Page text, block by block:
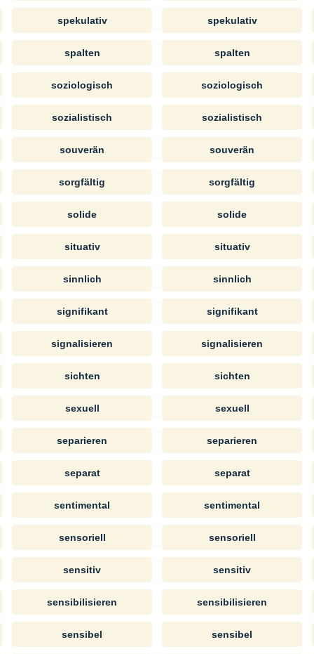
spekulativ
spalten
soziologisch
sozialistisch
souverän
sorgfältig
solide
situativ
sinnlich
signifikant
signalisieren
sichten
sexuell
separieren
separat
sentimental
sensoriell
sensitiv
sensibilisieren
sensibel
spekulativ
spalten
soziologisch
sozialistisch
souverän
sorgfältig
solide
situativ
sinnlich
signifikant
signalisieren
sichten
sexuell
separieren
separat
sentimental
sensoriell
sensitiv
sensibilisieren
sensibel